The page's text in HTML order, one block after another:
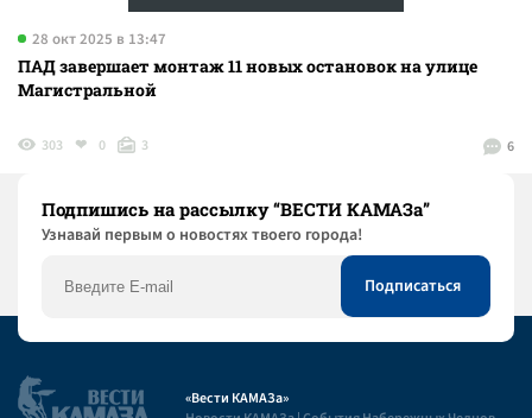
28 окт 2025 в 13:47
ПАД завершает монтаж 11 новых остановок на улице
Магистральной
6
303 0 3
Подпишись на рассылку “ВЕСТИ КАМАЗа”
Узнaвай первым о новостях твоего города!
«Вести КАМАЗа»